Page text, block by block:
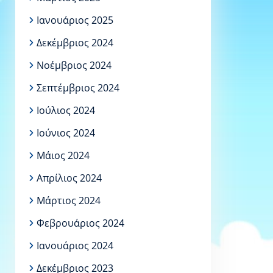
Ιανουάριος 2025
Δεκέμβριος 2024
Νοέμβριος 2024
Σεπτέμβριος 2024
Ιούλιος 2024
Ιούνιος 2024
Μάιος 2024
Απρίλιος 2024
Μάρτιος 2024
Φεβρουάριος 2024
Ιανουάριος 2024
Δεκέμβριος 2023